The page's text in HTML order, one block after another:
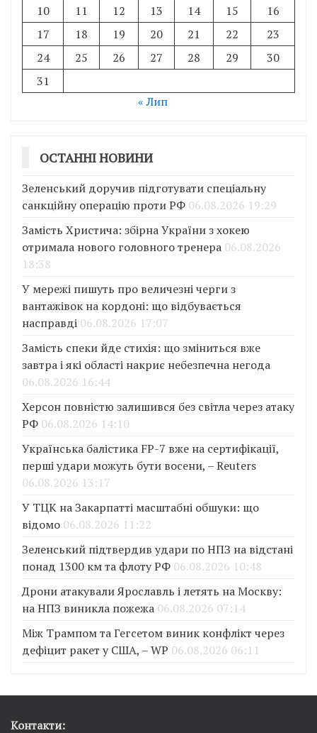
10
11 12 13 14 15
16
17
18 19 20 21 22
23
24
25 26 27 28 29
30
31
« Лип
ОСТАННІ НОВИНИ
Зеленський доручив підготувати спеціальну
санкційну операцію проти РФ 06.08.2026 19:29
Замість Христича: збірна України з хокею
отримала нового головного тренера 06.08.2026
18:38
У мережі пишуть про величезні черги з
вантажівок на кордоні: що відбувається
насправді 06.08.2026 17:07
Замість спеки йде стихія: що зміниться вже
завтра і які області накриє небезпечна негода
06.08.2026 16:44
Херсон повністю залишився без світла через атаку
РФ 06.08.2026 14:10
Українська балістика FP-7 вже на сертифікації,
перші удари можуть бути восени, – Reuters
06.08.2026 13:17
У ТЦК на Закарпатті масштабні обшуки: що
відомо 06.08.2026 11:22
Зеленський підтвердив удари по НПЗ на відстані
понад 1300 км та флоту РФ 06.08.2026 10:48
Дрони атакували Ярославль і летять на Москву:
на НПЗ виникла пожежа 06.08.2026 07:14
Між Трампом та Гегсетом виник конфлікт через
дефіцит ракет у США, – WP 06.08.2026 06:11
Контакти: